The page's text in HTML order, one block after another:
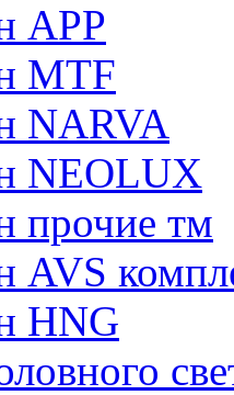
APP
MTF
NARVA
NEOLUX
прочие тм
AVS
HNG